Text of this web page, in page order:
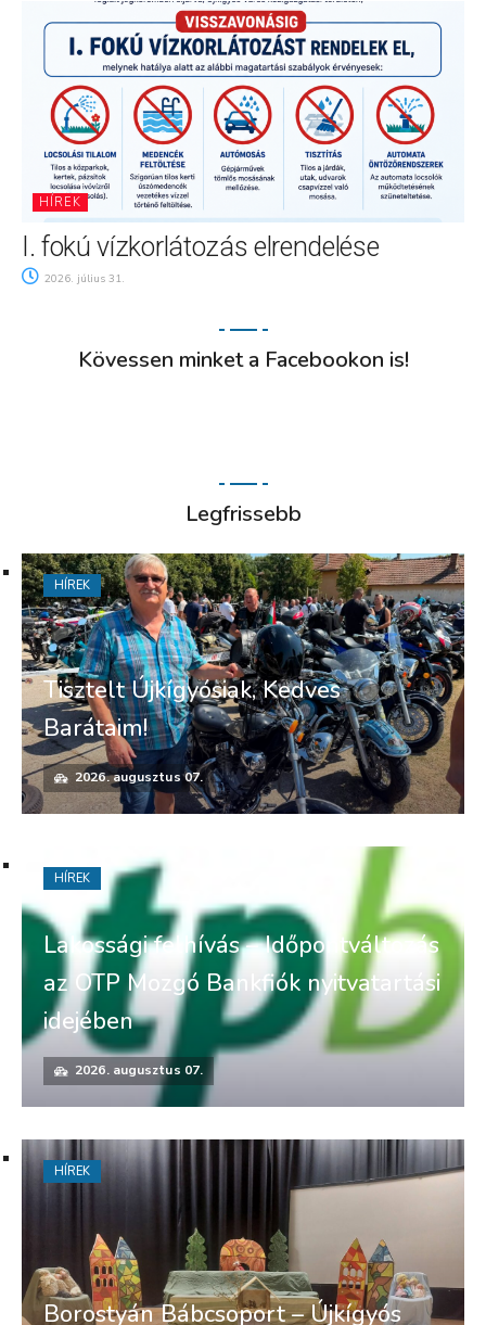
HÍREK
I. fokú vízkorlátozás elrendelése
2026. július 31.
Kövessen minket a Facebookon is!
Legfrissebb
Tisztelt Újkígyósiak, Kedves
Barátaim!
2026. augusztus 07.
HÍREK
Lakossági felhívás – Időpontváltozás
az OTP Mozgó Bankfiók nyitvatartási
idejében
2026. augusztus 07.
HÍREK
Borostyán Bábcsoport – Újkígyós
HÍREK